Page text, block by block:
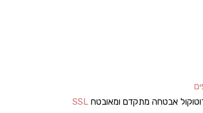
אבטחה מתקדם ומאובטחSSL